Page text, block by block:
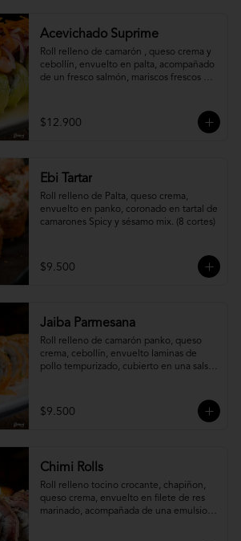
Acevichado Suprime
Roll relleno de camarón , queso crema y
cebollín, envuelto en palta, acompañado
de un fresco salmón, mariscos frescos en
$12.900
Ebi Tartar
Roll relleno de Palta, queso crema,
envuelto en panko, coronado en tartal de
camarones Spicy y sésamo mix. (8 cortes)
$9.500
Jaiba Parmesana
Roll relleno de camarón panko, queso
crema, cebollín, envuelto laminas de
pollo tempurizado, cubierto en una salsa
$9.500
Chimi Rolls
Roll relleno tocino crocante, chapiñon,
queso crema, envuelto en filete de res
marinado, acompañada de una emulsion